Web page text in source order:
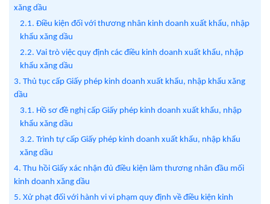
xăng dầu
2.1. Điều kiện đối với thương nhân kinh doanh xuất khẩu, nhập
khẩu xăng dầu
2.2. Vai trò việc quy định các điều kinh doanh xuất khẩu, nhập
khẩu xăng dầu
3. Thủ tục cấp Giấy phép kinh doanh xuất khẩu, nhập khẩu xăng
dầu
3.1. Hồ sơ đề nghị cấp Giấy phép kinh doanh xuất khẩu, nhập
khẩu xăng dầu
3.2. Trình tự cấp Giấy phép kinh doanh xuất khẩu, nhập khẩu
xăng dầu
4. Thu hồi Giấy xác nhận đủ điều kiện làm thương nhân đầu mối
kinh doanh xăng dầu
5. Xử phạt đối với hành vi vi phạm quy định về điều kiện kinh